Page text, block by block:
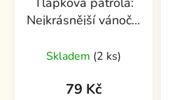
Nejkrásnější vánoční
Skladem (2 ks)
79 Kč